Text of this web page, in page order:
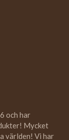
och har
Mycket
världen! Vi har